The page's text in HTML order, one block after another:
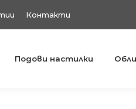
Контакти
Подови настилки